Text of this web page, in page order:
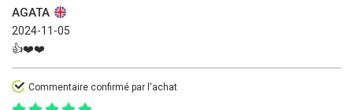
AGATA
2024-11-05
👍❤️❤️
Commentaire confirmé par l'achat